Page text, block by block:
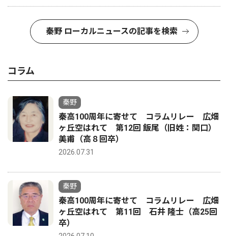
秦野 ローカルニュースの記事を検索
コラム
秦野
秦高100周年に寄せて コラムリレー 広畑
ヶ丘空はれて 第12回 飯尾（旧姓：関口）
美甫（高８回卒）
2026.07.31
秦野
秦高100周年に寄せて コラムリレー 広畑
ヶ丘空はれて 第11回 石井 隆士（高25回
卒）